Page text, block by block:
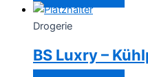
Drogerie
BS Luxry –